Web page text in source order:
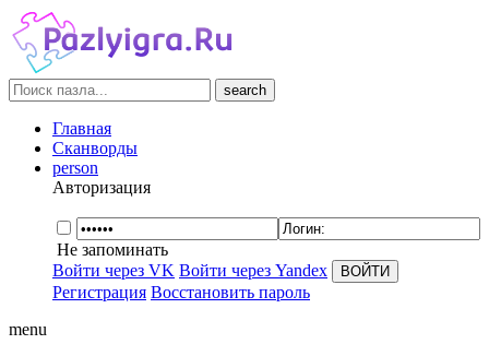
search
Главная
Сканворды
person
Авторизация
Не запоминать
Войти через VK Войти через Yandex
Регистрация Восстановить пароль
menu